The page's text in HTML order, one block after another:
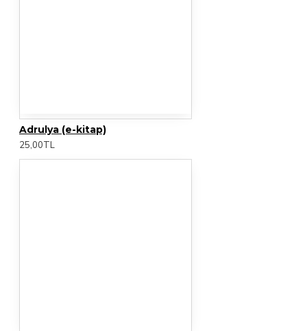
Adrulya (e-kitap)
25,00TL